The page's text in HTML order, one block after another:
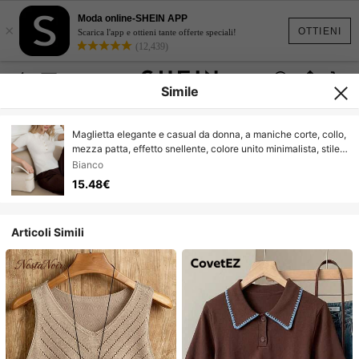
OTTIENI
×
Moda online-SHEIN APP
Scarica l'app e ottieni tante offerte speciali!
(12,439)
Simile
Maglietta elegante e casual da donna, a maniche corte, collo,
mezza patta, effetto snellente, colore unito minimalista, stile
pendolare chic, pullover in maglia, stile vintage,
abbigliamento da strada per donna
Bianco
15.48€
Articoli Simili